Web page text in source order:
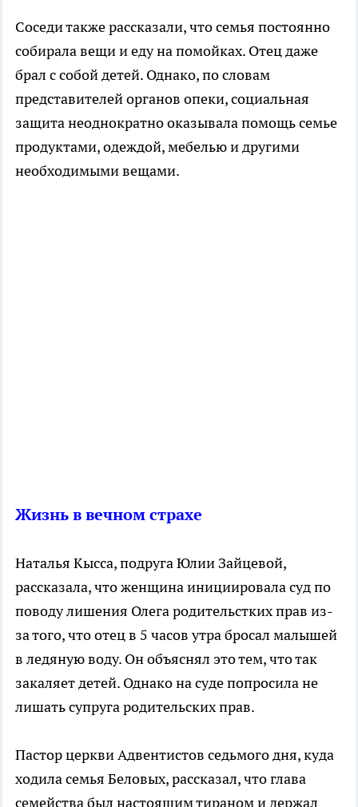
Соседи также рассказали, что семья постоянно
собирала вещи и еду на помойках. Отец даже
брал с собой детей. Однако, по словам
представителей органов опеки, социальная
защита неоднократно оказывала помощь семье
продуктами, одеждой, мебелью и другими
необходимыми вещами.
Жизнь в вечном страхе
Наталья Кысса, подруга Юлии Зайцевой,
рассказала, что женщина инициировала суд по
поводу лишения Олега родительстких прав из-
за того, что отец в 5 часов утра бросал малышей
в ледяную воду. Он объяснял это тем, что так
закаляет детей. Однако на суде попросила не
лишать супруга родительских прав.
Пастор церкви Адвентистов седьмого дня, куда
ходила семья Беловых, рассказал, что глава
семейства был настоящим тираном и держал